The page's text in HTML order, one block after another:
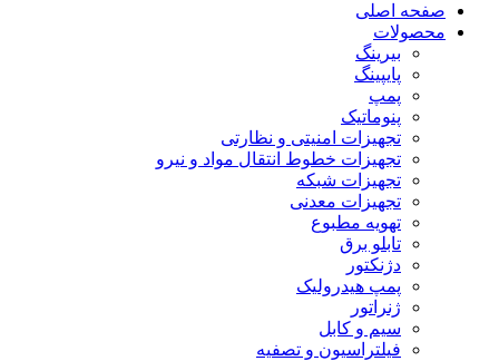
صفحه اصلی
محصولات
بیرینگ
پایپینگ
پمپ
پنوماتیک
تجهیزات امنیتی و نظارتی
تجهیزات خطوط انتقال مواد و نیرو
تجهیزات شبکه
تجهیزات معدنی
تهویه مطبوع
تابلو برق
دژنکتور
پمپ هیدرولیک
ژنراتور
سیم و کابل
فیلتراسیون و تصفیه